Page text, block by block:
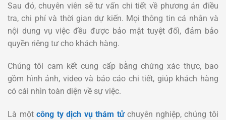
Sau đó, chuyên viên sẽ tư vấn chi tiết về phương án điều
tra, chi phí và thời gian dự kiến. Mọi thông tin cá nhân và
nội dung vụ việc đều được bảo mật tuyệt đối, đảm bảo
quyền riêng tư cho khách hàng.
Chúng tôi cam kết cung cấp bằng chứng xác thực, bao
gồm hình ảnh, video và báo cáo chi tiết, giúp khách hàng
có cái nhìn toàn diện về sự việc.
Là mộtcông ty dịch vụ thám tửchuyên nghiệp, chúng tôi